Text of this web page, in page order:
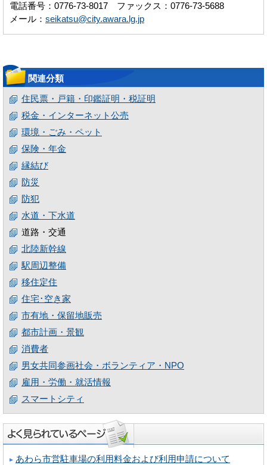
電話番号：0776-73-8017 ファックス：0776-73-5688
メール： seikatsu@city.awara.lg.jp
関連分類
住民票・戸籍・印鑑証明・税証明
税金・インターネット公売
環境・ごみ・ペット
保険・年金
縁結び
防災
防犯
水道・下水道
道路・交通
北陸新幹線
駅周辺整備
移住定住
住宅･空き家
市有地・保留地販売
都市計画・景観
消費者
男女共同参画社会・ボランティア・NPO
雇用・労働・就活情報
スマートシティ
あわら市営駐車場の利用料金および利用申請について